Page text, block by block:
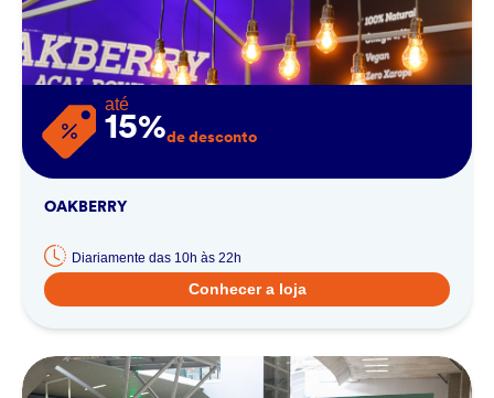
até
15%de desconto
OAKBERRY
Diariamente das 10h às 22h
Conhecer a loja